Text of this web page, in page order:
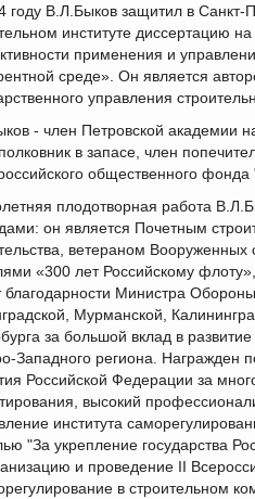
году В.Л.Быков защитил в Санкт-
институте диссертацию
применения и
среде». Он является
управления
- член Петровской академии
полковник в запасе, член
общественного фонда
плодотворная работа
он является Почетным
ветераном
«300 лет Российскому
благодарности Министра
Мурманской,
за большой вклад в
Западного региона. Награжден
Российской Федерации за
высокий
института
"За укрепление государства
и проведение II
в строительном